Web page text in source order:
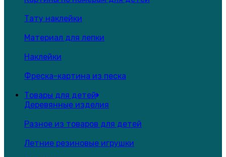
Тату наклейки
Материал для лепки
Наклейки
Фреска-картина из песка
Товары для детей
Деревянные изделия
Разное из товаров для детей
Летние резиновые игрушки